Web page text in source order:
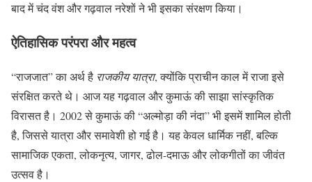
बाद में चंद वंश और गढ़वाल नरेशों ने भी इसका संरक्षण किया।
ऐतिहासिक परंपरा और महत्व
“राजजात” का अर्थ है राजकीय यात्रा, क्योंकि प्राचीन काल में राजा इसे
संरक्षित करते थे। आज यह गढ़वाल और कुमाऊं की साझा सांस्कृतिक
विरासत है। 2002 से कुमाऊं की “अल्मोड़ा की नंदा” भी इसमें शामिल होती
है, जिससे यात्रा और समावेशी हो गई है। यह केवल धार्मिक नहीं, बल्कि
सामाजिक एकता, लोकनृत्य, जागर, ढोल-दमाऊ और लोकगीतों का जीवंत
उत्सव है।